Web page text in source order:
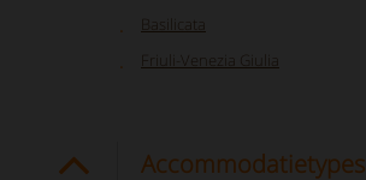
Basilicata
Friuli-Venezia Giulia
Accommodatietypes